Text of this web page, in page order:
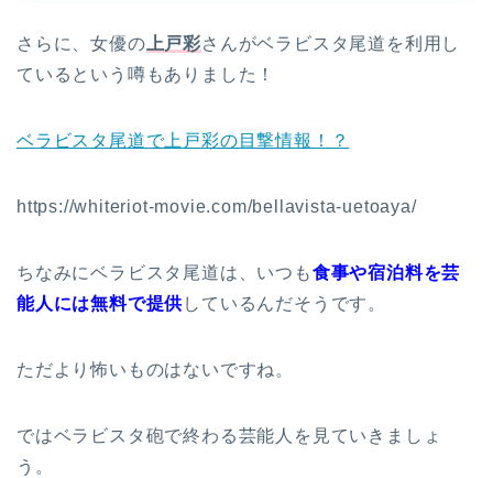
さらに、女優の 上戸彩さんがベラビスタ尾道を利用し
ているという噂もありました！
ベラビスタ尾道で上戸彩の目撃情報！？
https://whiteriot-movie.com/bellavista-uetoaya/
ちなみにベラビスタ尾道は、いつも食事や宿泊料を芸
能人には無料で提供しているんだそうです。
ただより怖いものはないですね。
ではベラビスタ砲で終わる芸能人を見ていきましょ
う。